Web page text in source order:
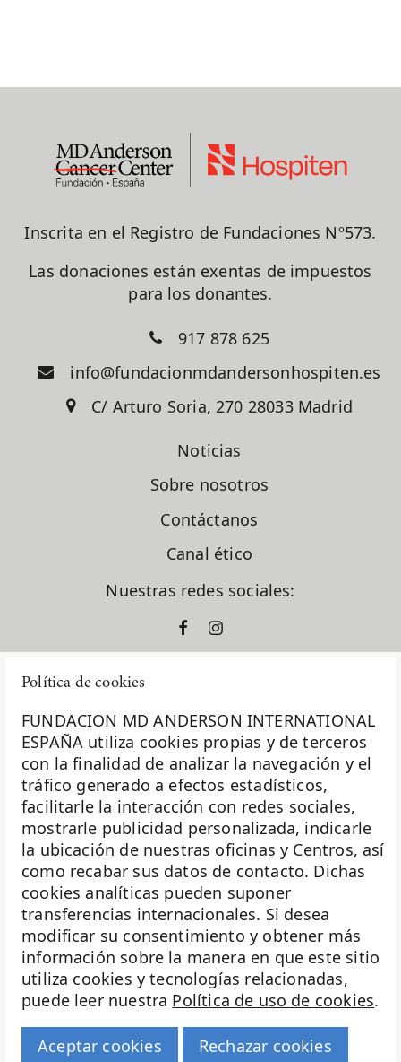
Política de cookies
FUNDACION MD ANDERSON INTERNATIONAL
ESPAÑA utiliza cookies propias y de terceros
con la finalidad de analizar la navegación y el
tráfico generado a efectos estadísticos,
facilitarle la interacción con redes sociales,
mostrarle publicidad personalizada, indicarle
la ubicación de nuestras oficinas y Centros, así
como recabar sus datos de contacto. Dichas
cookies analíticas pueden suponer
transferencias internacionales. Si desea
modificar su consentimiento y obtener más
información sobre la manera en que este sitio
utiliza cookies y tecnologías relacionadas,
puede leer nuestra Política de uso de cookies.
Aceptar cookies Rechazar cookies
Inscrita en el Registro de Fundaciones Nº573.
Las donaciones están exentas de impuestos
para los donantes.
917 878 625
info@fundacionmdandersonhospiten.es
C/ Arturo Soria, 270 28033 Madrid
Noticias
Sobre nosotros
Contáctanos
Canal ético
Nuestras redes sociales:
La Fundación MD Anderson España - Hospiten es
miembro de laAsociación Española de Fundaciones
Investigación
Biobanco
Docencia
Voluntariado
Eventos
Transparencia
Haz historia